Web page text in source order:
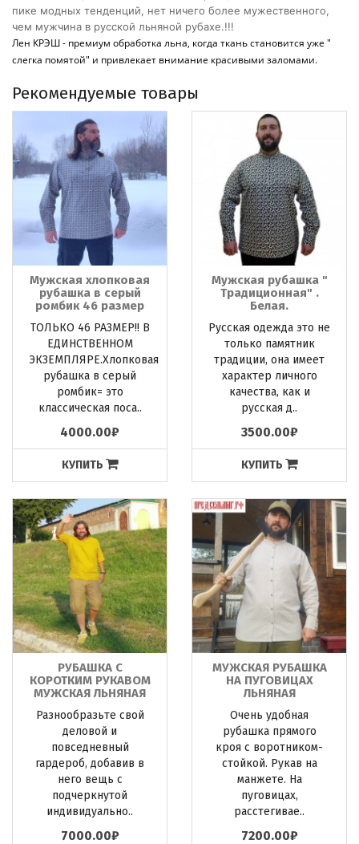
пике модных тенденций, нет ничего более мужественного,
чем мужчина в русской льняной рубахе.!!!
Лен КРЭШ - премиум обработка льна, когда ткань становится уже "
слегка помятой" и привлекает внимание красивыми заломами.
Рекомендуемые товары
Мужская хлопковая
рубашка в серый
ромбик 46 размер
ТОЛЬКО 46 РАЗМЕР!! В
ЕДИНСТВЕННОМ
ЭКЗЕМПЛЯРЕ.Хлопковая
рубашка в серый
ромбик= это
классическая поса..
4000.00₽
КУПИТЬ
Мужская рубашка "
Традиционная" .
Белая.
Русская одежда это не
только памятник
традиции, она имеет
характер личного
качества, как и
русская д..
3500.00₽
КУПИТЬ
РУБАШКА С
КОРОТКИМ РУКАВОМ
МУЖСКАЯ ЛЬНЯНАЯ
Разнообразьте свой
деловой и
повседневный
гардероб, добавив в
него вещь с
подчеркнутой
индивидуально..
7000.00₽
МУЖСКАЯ РУБАШКА
НА ПУГОВИЦАХ
ЛЬНЯНАЯ
Очень удобная
рубашка прямого
кроя с воротником-
стойкой. Рукав на
манжете. На
пуговицах,
расстегивае..
7200.00₽